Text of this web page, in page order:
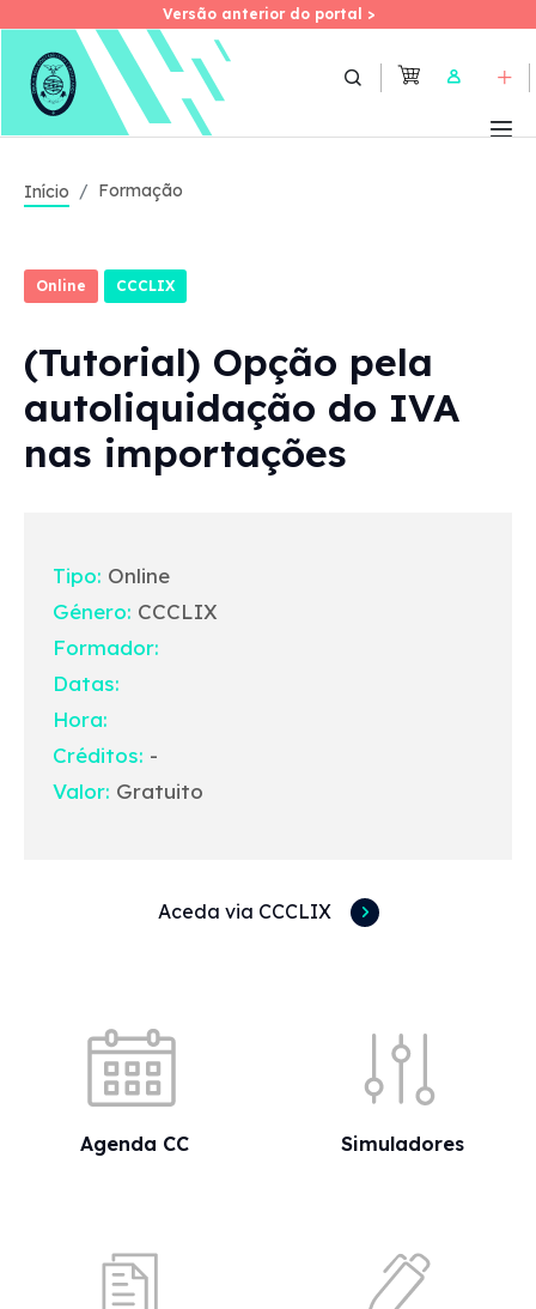
Skip
Versão anterior do portal >
Versão anterior do portal >
User
Início Formação
Online CCCLIX
(Tutorial) Opção pela
autoliquidação do IVA
nas importações
Tipo: Online
Género: CCCLIX
Formador:
Datas:
Hora:
Créditos: -
Valor: Gratuito
Aceda via CCCLIX
Agenda CC Simuladores